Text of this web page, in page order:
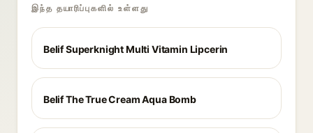
இந்த தயாரிப்புகளில் உள்ளது
Belif Superknight Multi Vitamin Lipcerin
Belif The True Cream Aqua Bomb